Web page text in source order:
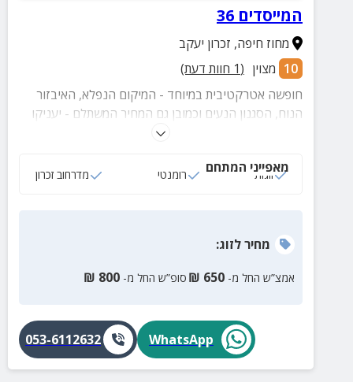
המייסדים 36
מחוז חיפה, זכרון יעקב
10 מצוין (
1 חוות דעת)
חופשה אטרקטיבית במיוחד - המיקום הנפלא, האיבזור
הנוח, הסגנון הנעים וכמובן גם המחיר המשתלם - יעניקו
לכם חופשה זוגית מלאת הנאות.
מאפייני המתחם
זוגות רומנטי מדרחוב זכרון
מחירלזוג:
אמצ”ש החל מ- 650
₪ סופ”ש החל מ- 800
₪
WhatsApp
053-6112632